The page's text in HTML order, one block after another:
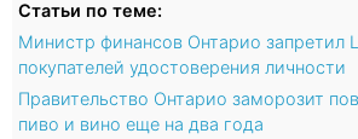
Статьи по теме:
Министр финансов Онтарио запретил
покупателей удостоверения личности
Правительство Онтарио заморозит
пиво и вино еще на два года